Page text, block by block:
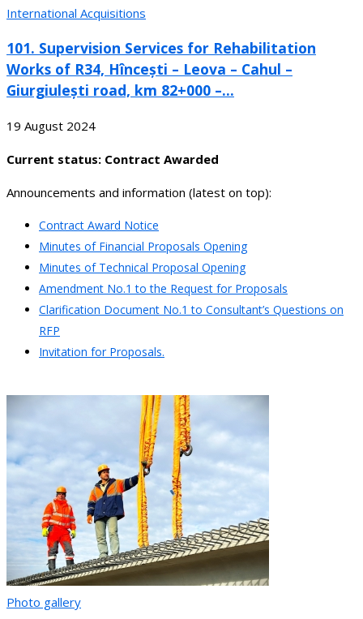
International Acquisitions
101. Supervision Services for Rehabilitation
Works of R34, Hîncești – Leova – Cahul –
Giurgiulești road, km 82+000 –...
19 August 2024
Current status: Contract Awarded
Announcements and information (latest on top):
Contract Award Notice
Minutes of Financial Proposals Opening
Minutes of Technical Proposal Opening
Amendment No.1 to the Request for Proposals
Clarification Document No.1 to Consultant’s Questions on
RFP
Invitation for Proposals.
Photo gallery